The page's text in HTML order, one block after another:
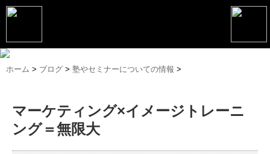
トップページ
松野恵介のブログ
会社概要
ホーム > ブログ > 塾やセミナーについての情報 >
マーケティング×イメージトレーニ
ング＝無限大